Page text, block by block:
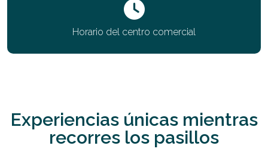
Horario del centro comercial
Experiencias únicas mientras
recorres los pasillos